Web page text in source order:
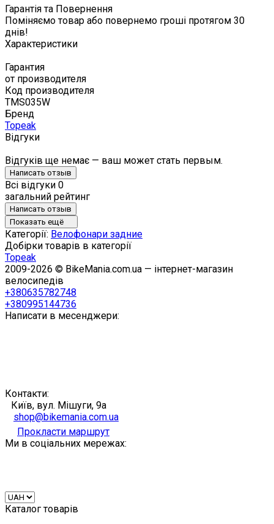
Гарантія та Повернення
Поміняємо товар або повернемо гроші протягом 30
днів!
Характеристики
Гарантия
от производителя
Код производителя
TMS035W
Бренд
Topeak
Відгуки
Відгуків ще немає — ваш может стать первым.
Написать отзыв
Всі відгуки 0
загальний рейтинг
Написать отзыв
Показать ещё
Категорії: Велофонари задние
Добірки товарів в категорії
Topeak
2009-2026 © BikeMania.com.ua — інтернет-магазин
велосипедів
+380635782748
+380995144736
Написати в месенджери:
Контакти:
Київ, вул. Мішуги, 9а
shop@bikemania.com.ua
Прокласти маршрут
Ми в соціальних мережах:
Каталог товарів